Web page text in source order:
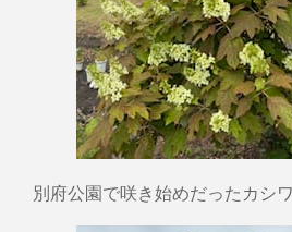
別府公園で咲き始めだったカシ